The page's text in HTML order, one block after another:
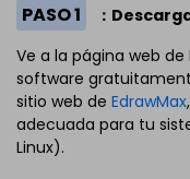
PASO 1
：
Ve a la página web de
software
sitio web de EdrawMax
adecuada para tu
Linux).